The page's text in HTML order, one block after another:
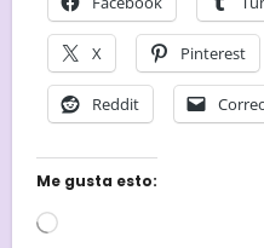
X Pinterest
Reddit
Me gusta esto:
Cargando...